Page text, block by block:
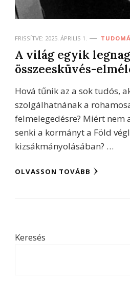
FRISSÍTVE: 2025. ÁPRILIS 1.
A világ egyik
összeesküvés-
Hová tűnik az a sok tudós,
szolgálhatnának a
felmelegedésre? Miért nem
senki a kormányt a Föld
kizsákmányolásában? …
OLVASSON TOVÁBB
Keresés